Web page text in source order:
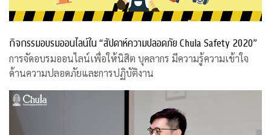
กิจกรรมอบรมออนไลน์ใน “สัปดาห์ความปลอดภัย Chula Safety 2020”
การจัดอบรมออนไลน์เพื่อให้นิสิต บุคลากร มีความรู้ความเข้าใจ
ด้านความปลอดภัยและการปฏิบัติงาน